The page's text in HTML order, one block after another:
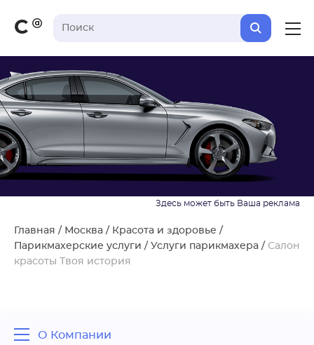
С
Главная / Москва / Красота и здоровье /
Парикмахерские услуги / Услуги парикмахера / Салон
красоты Твоя история
О Компании